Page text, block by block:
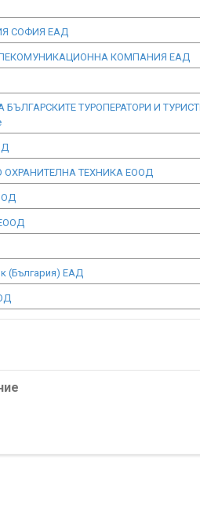
СОФИЯ ЕАД
КОМПАНИЯ ЕАД
БЪЛГАРСКИТЕ ТУРОПЕРАТОРИ И
ОХРАНИТЕЛНА ТЕХНИКА ЕООД
(България) ЕАД